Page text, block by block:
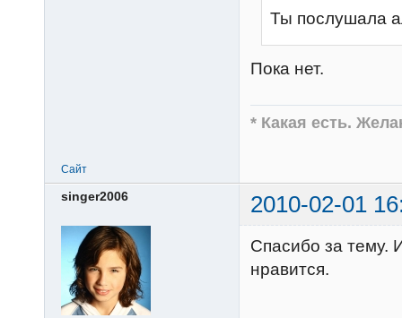
Ты послушала
Пока нет.
* Какая есть.
Сайт
singer2006 2010-02-01
Спасибо за тему.
нравится.